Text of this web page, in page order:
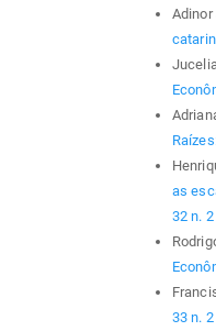
as
32 n.
33 n.